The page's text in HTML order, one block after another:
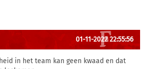
01-11-2022 22:55:56
in het team kan geen kwaad en dat